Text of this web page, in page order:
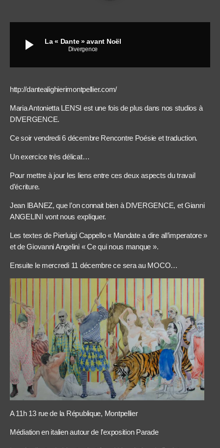
play_arrow La « Dante » avant Noël
Divergence
http://dantealighierimontpellier.com/
Maria Antonietta LENSI est une fois de plus dans nos studios à
DIVERGENCE.
Ce soir vendredi 6 décembre Rencontre Poésie et traduction.
Un exercice très délicat…
Pour mettre à jour les liens entre ces deux aspects du travail
d’écriture.
Jean IBANEZ, que l’on connait bien à DIVERGENCE, et Gianni
ANGELINI vont nous expliquer.
Les textes de Pierluigi Cappello « Mandate a dire all’imperatore »
et de Giovanni Angelini « Ce qui nous manque ».
Ensuite le mercredi 11 décembre ce sera au MOCO…
A 11h 13 rue de la République, Montpellier
Médiation en italien autour de l’exposition Parade